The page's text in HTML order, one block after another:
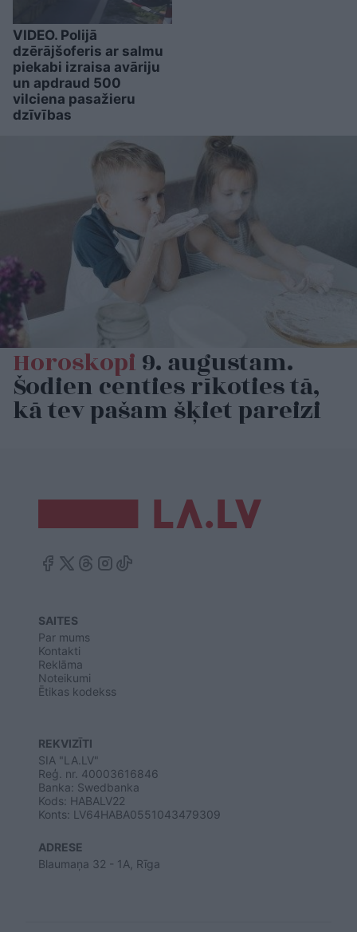
VIDEO. Polijā
dzērājšoferis ar salmu
piekabi izraisa avāriju
un apdraud 500
vilciena pasažieru
dzīvības
Horoskopi9. augustam.
Šodien centies rīkoties tā,
kā tev pašam šķiet pareizi
SAITES
Par mums
Kontakti
Reklāma
Noteikumi
Ētikas kodekss
REKVIZĪTI
SIA "LA.LV"
Reģ. nr. 40003616846
Banka: Swedbanka
Kods: HABALV22
Konts: LV64HABA0551043479309
ADRESE
Blaumaņa 32 - 1A, Rīga